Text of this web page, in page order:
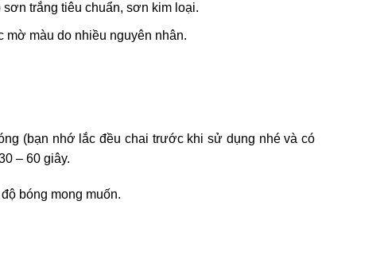
trắng tiêu chuẩn, sơn kim loại.
mờ màu do nhiều nguyên nhân.
(bạn nhớ lắc đều chai trước khi sử dụng nhé và có
– 60 giây.
bóng mong muốn.